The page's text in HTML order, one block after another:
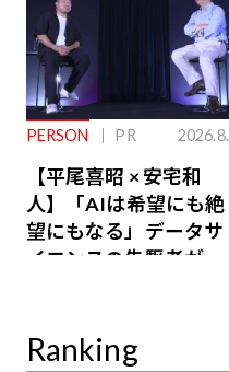
PERSON PR
【平尾喜昭 × 安宅和
人】「AIは希望にも絶
望にもなる」データサ
イエンスの先駆者が語
Ranking